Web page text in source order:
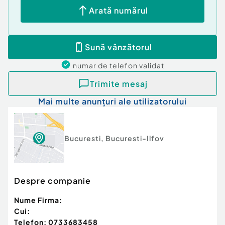
* Acces rapid către zona Dristor (metrou)
Pretul este negociabil
Confort:1
Tip imobil:Bloc de apartamente
mai mult de 3
Posibilitate parcare: Nu
Arată numărul
Sună vânzătorul
numar de telefon validat
Trimite mesaj
Mai multe anunțuri ale utilizatorului
Bucuresti, Bucuresti-Ilfov
Despre companie
Nume Firma:
Cui:
Telefon: 0733683458